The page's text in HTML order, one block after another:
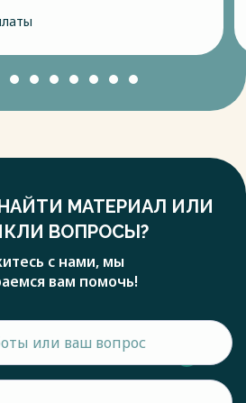
МАТЕРИАЛ ИЛИ
ВОПРОСЫ?
с нами, мы
вам помочь!